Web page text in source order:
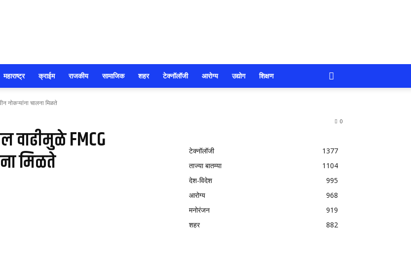
सोलापूर
महाराष्ट्र क्राईम राजकीय सामाजिक शहर टेक्नॉलॉजी आरोग्य उद्योग शिक्षण
नोकऱ्यांना चालना मिळते
वाढीमुळे FMCG
मिळते
0
टेक्नॉलॉजी
1377
ताज्या बातम्या
1104
देश-विदेश
995
आरोग्य
968
मनोरंजन
919
शहर
882